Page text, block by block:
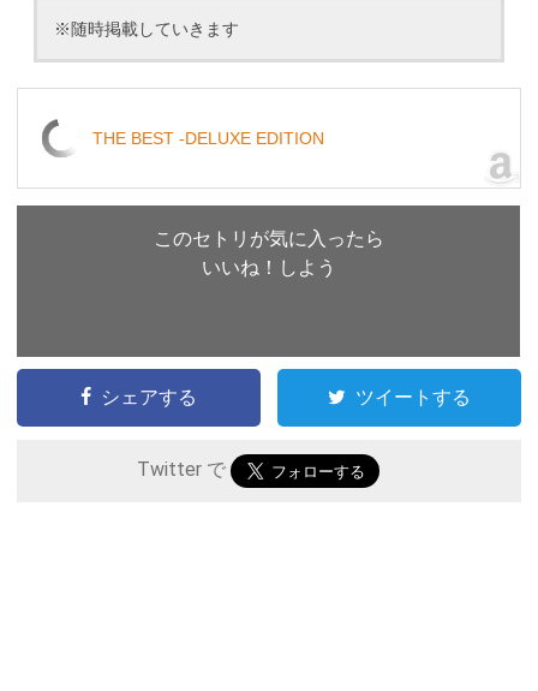
※随時掲載していきます
THE BEST -DELUXE EDITION
このセトリが気に入ったら
いいね！しよう
シェアする ツイートする
Twitter で